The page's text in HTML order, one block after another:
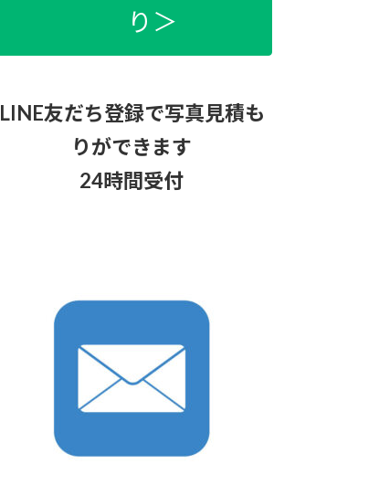
り＞
LINE友だち登録で写真見積も
りができます
24時間受付